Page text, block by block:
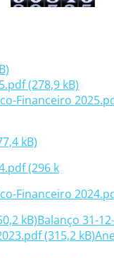
(278,9 kB)
Financeiro
kB)
(296 k
Financeiro
kB)Balanço 31-
(315,2 kB)